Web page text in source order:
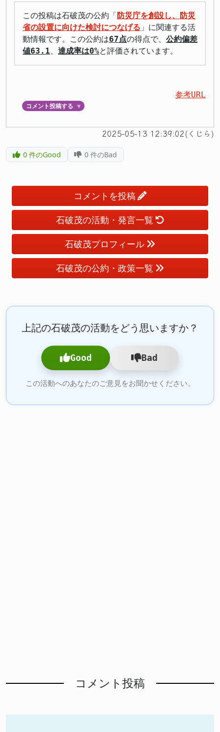
この投稿は石破茂の公約「 防災庁を創設し、防災
省の設置に向けた検討につなげる 」に関連する活
動情報です。この公約は67点の得点で、 公約偏差
値63.1、 達成率は0%と評価されています。
参考URL
コメント投稿する ▼
2025-05-13 12:39:02(くじら)
0件のGood 0 件のBad
コメントを投稿
石破茂の活動・発言一覧
石破茂プロフィール
石破茂の公約・政策一覧
上記の石破茂の活動をどう思いますか？
Good Bad
この活動へのあなたのご意見をお聞かせください。
コメント投稿